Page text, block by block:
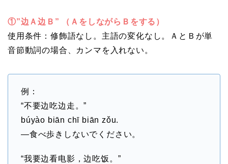
①”边Ａ边Ｂ” （ＡをしながらＢをする）
使用条件：修飾語なし。主語の変化なし。ＡとＢが単
音節動詞の場合、カンマを入れない。
例：
“不要边吃边走。”
búyào biān chī biān zǒu.
―食べ歩きしないでください。
“我要边看电影，边吃饭。”